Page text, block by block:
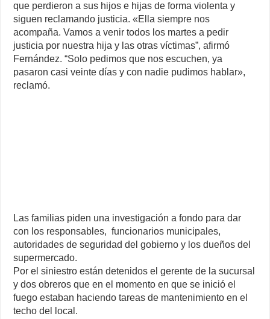
que perdieron a sus hijos e hijas de forma violenta y
siguen reclamando justicia. «Ella siempre nos
acompaña. Vamos a venir todos los martes a pedir
justicia por nuestra hija y las otras víctimas”, afirmó
Fernández. “Solo pedimos que nos escuchen, ya
pasaron casi veinte días y con nadie pudimos hablar»,
reclamó.
Las familias piden una investigación a fondo para dar
con los responsables, funcionarios municipales,
autoridades de seguridad del gobierno y los dueños del
supermercado.
Por el siniestro están detenidos el gerente de la sucursal
y dos obreros que en el momento en que se inició el
fuego estaban haciendo tareas de mantenimiento en el
techo del local.